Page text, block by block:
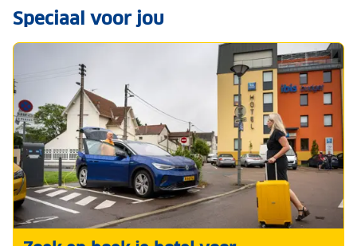
Speciaal voor jou